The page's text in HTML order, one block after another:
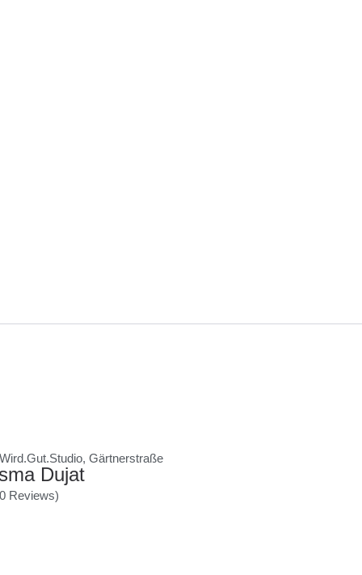
Gärtnerstraße
Dujat
Reviews)